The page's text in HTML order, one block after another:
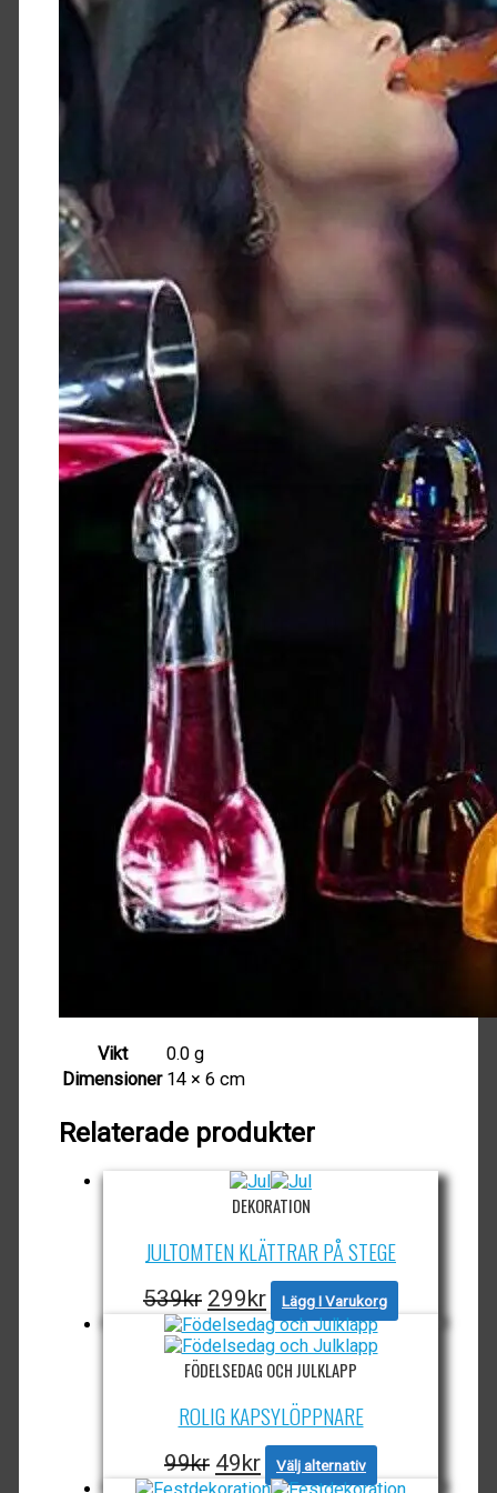
Vikt
0.0 g
Dimensioner 14 × 6 cm
Relaterade produkter
DEKORATION
JULTOMTEN KLÄTTRAR PÅ STEGE
539kr Det
ursprungliga
priset
var:
539kr.
299krDet
nuvarande
priset
är:
299kr.
Lägg I Varukorg
FÖDELSEDAG OCH JULKLAPP
ROLIG KAPSYLÖPPNARE
99kr Det
49krDetVälj alternativ
här